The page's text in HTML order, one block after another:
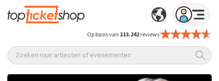
Op basis van 113.242reviews
Zoeken naar artiesten of evenementen